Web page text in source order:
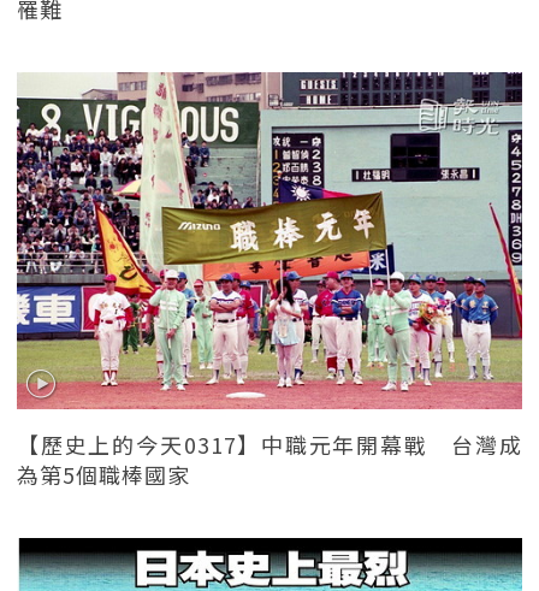
罹難
【歷史上的今天0317】中職元年開幕戰 台灣成
為第5個職棒國家